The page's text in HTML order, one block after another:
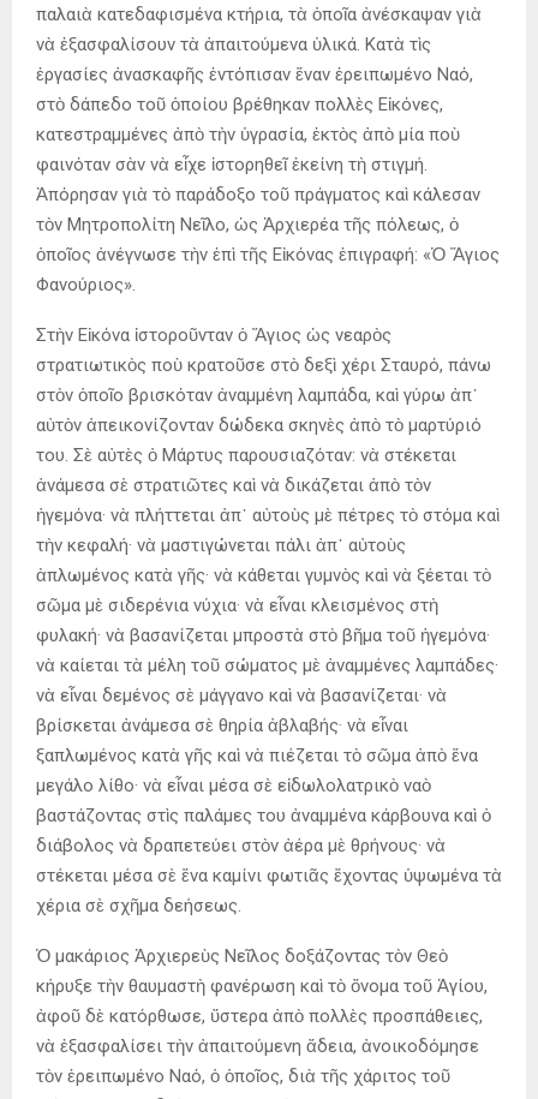
παλαιὰ κατεδαφισμένα κτήρια, τὰ ὁποῖα ἀνέσκαψαν γιὰ
νὰ ἐξασφαλίσουν τὰ ἀπαιτούμενα ὑλικά. Κατὰ τὶς
ἐργασίες ἀνασκαφῆς ἐντόπισαν ἕναν ἐρειπωμένο Ναό,
στὸ δάπεδο τοῦ ὁποίου βρέθηκαν πολλὲς Εἰκόνες,
κατεστραμμένες ἀπὸ τὴν ὑγρασία, ἐκτὸς ἀπὸ μία ποὺ
φαινόταν σὰν νὰ εἶχε ἱστορηθεῖ ἐκείνη τὴ στιγμή.
Ἀπόρησαν γιὰ τὸ παράδοξο τοῦ πράγματος καὶ κάλεσαν
τὸν Μητροπολίτη Νεῖλο, ὡς Ἀρχιερέα τῆς πόλεως, ὁ
ὁποῖος ἀνέγνωσε τὴν ἐπὶ τῆς Εἰκόνας ἐπιγραφή: «Ὁ Ἅγιος
Φανούριος».
Στὴν Εἰκόνα ἱστοροῦνταν ὁ Ἅγιος ὡς νεαρὸς
στρατιωτικὸς ποὺ κρατοῦσε στὸ δεξὶ χέρι Σταυρό, πάνω
στὸν ὁποῖο βρισκόταν ἀναμμένη λαμπάδα, καὶ γύρω ἀπ᾿
αὐτὸν ἀπεικονίζονταν δώδεκα σκηνὲς ἀπὸ τὸ μαρτύριό
του. Σὲ αὐτὲς ὁ Μάρτυς παρουσιαζόταν: νὰ στέκεται
ἀνάμεσα σὲ στρατιῶτες καὶ νὰ δικάζεται ἀπὸ τὸν
ἡγεμόνα· νὰ πλήττεται ἀπ᾿ αὐτοὺς μὲ πέτρες τὸ στόμα καὶ
τὴν κεφαλή· νὰ μαστιγώνεται πάλι ἀπ᾿ αὐτοὺς
ἁπλωμένος κατὰ γῆς· νὰ κάθεται γυμνὸς καὶ νὰ ξέεται τὸ
σῶμα μὲ σιδερένια νύχια· νὰ εἶναι κλεισμένος στὴ
φυλακή· νὰ βασανίζεται μπροστὰ στὸ βῆμα τοῦ ἡγεμόνα·
νὰ καίεται τὰ μέλη τοῦ σώματος μὲ ἀναμμένες λαμπάδες·
νὰ εἶναι δεμένος σὲ μάγγανο καὶ νὰ βασανίζεται· νὰ
βρίσκεται ἀνάμεσα σὲ θηρία ἀβλαβής· νὰ εἶναι
ξαπλωμένος κατὰ γῆς καὶ νὰ πιέζεται τὸ σῶμα ἀπὸ ἕνα
μεγάλο λίθο· νὰ εἶναι μέσα σὲ εἰδωλολατρικὸ ναὸ
βαστάζοντας στὶς παλάμες του ἀναμμένα κάρβουνα καὶ ὁ
διάβολος νὰ δραπετεύει στὸν ἀέρα μὲ θρήνους· νὰ
στέκεται μέσα σὲ ἕνα καμίνι φωτιᾶς ἔχοντας ὑψωμένα τὰ
χέρια σὲ σχῆμα δεήσεως.
Ὁ μακάριος Ἀρχιερεὺς Νεῖλος δοξάζοντας τὸν Θεὸ
κήρυξε τὴν θαυμαστὴ φανέρωση καὶ τὸ ὄνομα τοῦ Ἁγίου,
ἀφοῦ δὲ κατόρθωσε, ὕστερα ἀπὸ πολλὲς προσπάθειες,
νὰ ἐξασφαλίσει τὴν ἀπαιτούμενη ἄδεια, ἀνοικοδόμησε
τὸν ἐρειπωμένο Ναό, ὁ ὁποῖος, διὰ τῆς χάριτος τοῦ